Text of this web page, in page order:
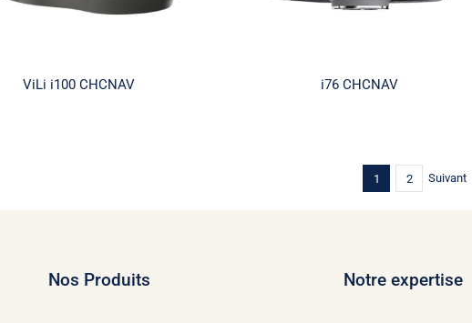
ViLi i100 CHCNAV i76 CHCNAV
1 2 Suivant
Nos Produits Notre expertise